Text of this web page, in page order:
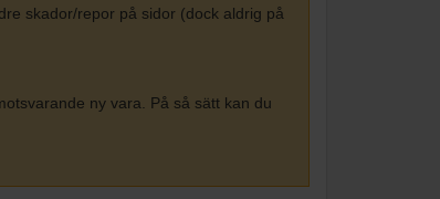
skador/repor på sidor (dock aldrig på
ny vara. På så sätt kan du